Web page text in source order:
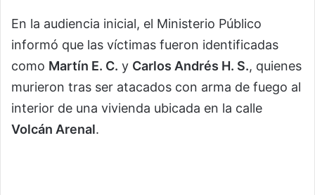
En la audiencia inicial, el Ministerio Público
informó que las víctimas fueron identificadas
como Martín E. C. y Carlos Andrés H. S., quienes
murieron tras ser atacados con arma de fuego al
interior de una vivienda ubicada en la calle
Volcán Arenal.